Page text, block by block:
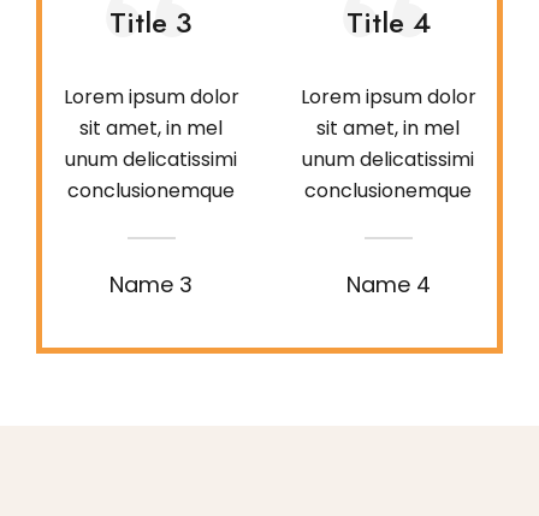
Title 3
Lorem ipsum dolor
sit amet, in mel
unum delicatissimi
conclusionemque
Name 3
Title 4
Lorem ipsum dolor
sit amet, in mel
unum delicatissimi
conclusionemque
Name 4